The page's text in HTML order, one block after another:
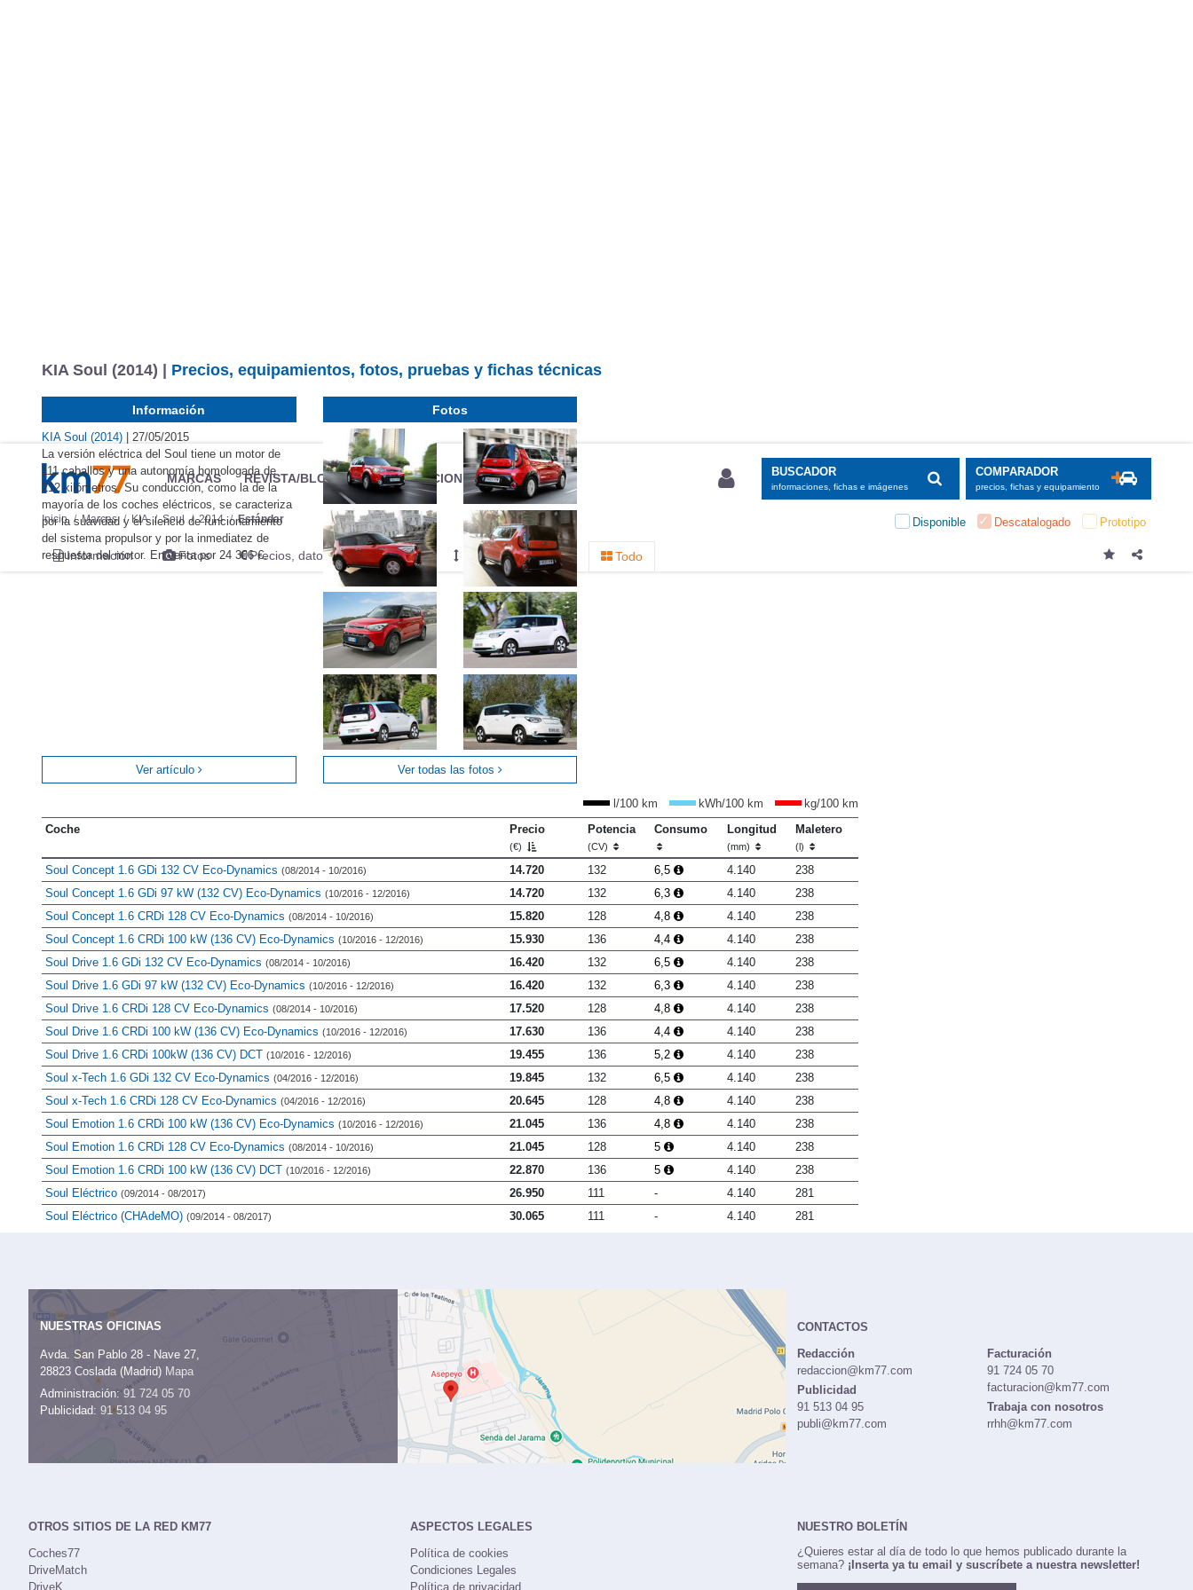
MARCAS REVISTA/BLOG OTRAS SECCIONES BUSCADOR
informaciones, fichas e imágenes
COMPARADOR
precios, fichas y equipamiento
Inicio Marcas KIA Soul 2014 Estándar Disponible Descatalogado Prototipo
Información Fotos Precios, datos y equipamientos Mediciones propias Todo
KIA Soul (2014) | Precios, equipamientos, fotos, pruebas y fichas técnicas
Información
KIA Soul (2014) | 27/05/2015
La versión eléctrica del Soul tiene un motor de
111 caballos y una autonomía homologada de
212 kilómetros. Su conducción, como la de la
mayoría de los coches eléctricos, se caracteriza
por la suavidad y el silencio de funcionamiento
del sistema propulsor y por la inmediatez de
respuesta del motor. En venta por 24 306 €.
Ver artículo
Fotos
Ver todas las fotos
l/100 km kWh/100 km
kg/100 km
Coche
Precio
(€)
Potencia
(CV)
Consumo Longitud
(mm)
Maletero
(l)
Soul Concept 1.6 GDi 132 CV Eco-Dynamics (08/2014 - 10/2016) 14.720 132 6,5 4.140
238
Soul Concept 1.6 GDi 97 kW (132 CV) Eco-Dynamics (10/2016 - 12/2016) 14.720 132 6,3 4.140
238
Soul Concept 1.6 CRDi 128 CV Eco-Dynamics (08/2014 - 10/2016) 15.820 128 4,8 4.140
238
Soul Concept 1.6 CRDi 100 kW (136 CV) Eco-Dynamics (10/2016 - 12/2016) 15.930 136 4,4 4.140
238
Soul Drive 1.6 GDi 132 CV Eco-Dynamics (08/2014 - 10/2016) 16.420 132 6,5 4.140
238
Soul Drive 1.6 GDi 97 kW (132 CV) Eco-Dynamics (10/2016 - 12/2016) 16.420 132 6,3 4.140
238
Soul Drive 1.6 CRDi 128 CV Eco-Dynamics (08/2014 - 10/2016) 17.520 128 4,8 4.140
238
Soul Drive 1.6 CRDi 100 kW (136 CV) Eco-Dynamics (10/2016 - 12/2016) 17.630 136 4,4 4.140
238
Soul Drive 1.6 CRDi 100kW (136 CV) DCT (10/2016 - 12/2016) 19.455 136 5,2 4.140
238
Soul x-Tech 1.6 GDi 132 CV Eco-Dynamics (04/2016 - 12/2016) 19.845 132 6,5 4.140
238
Soul x-Tech 1.6 CRDi 128 CV Eco-Dynamics (04/2016 - 12/2016) 20.645 128 4,8 4.140
238
Soul Emotion 1.6 CRDi 100 kW (136 CV) Eco-Dynamics (10/2016 - 12/2016) 21.045 136 4,8 4.140
238
Soul Emotion 1.6 CRDi 128 CV Eco-Dynamics (08/2014 - 10/2016) 21.045 128 5 4.140
238
Soul Emotion 1.6 CRDi 100 kW (136 CV) DCT (10/2016 - 12/2016) 22.870 136 5 4.140
238
Soul Eléctrico (09/2014 - 08/2017) 26.950 111 - 4.140
281
Soul Eléctrico (CHAdeMO) (09/2014 - 08/2017) 30.065 111 - 4.140 281
NUESTRAS OFICINAS
Avda. San Pablo 28 - Nave 27,
28823 Coslada (Madrid) Mapa
Administración:91 724 05 70
Publicidad: 91 513 04 95
CONTACTOS
Redacción
redaccion@km77.com
Publicidad
91 513 04 95
publi@km77.com
Facturación
91 724 05 70
facturacion@km77.com
Trabaja con nosotros
rrhh@km77.com
OTROS SITIOS DE LA RED KM77
Coches77
DriveMatch
DriveK
ASPECTOS LEGALES
Política de cookies
Condiciones Legales
Política de privacidad
NUESTRO BOLETÍN
¿Quieres estar al día de todo lo que hemos publicado durante la
semana? ¡Inserta ya tu email y suscríbete a nuestra newsletter!